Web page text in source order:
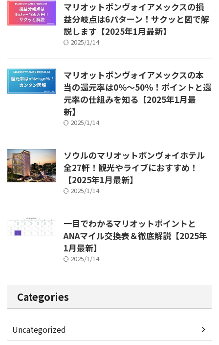
マリオットボンヴォイアメックスの損
益分岐点は6パターン！サクッと図で解
説します【2025年1月最新】
2025/1/14
マリオットボンヴォイアメックスの本
当の還元率は0％～50％！ポイントと還
元率の仕組みを知る【2025年1月最
新】
2025/1/14
ソウルのマリオットボンヴォイホテル
全27軒！観光やライブにおすすめ！
【2025年1月最新】
2025/1/14
一目でわかるマリオットポイントと
ANAマイル交換表＆徹底解説【2025年
1月最新】
2025/1/14
Categories
Uncategorized